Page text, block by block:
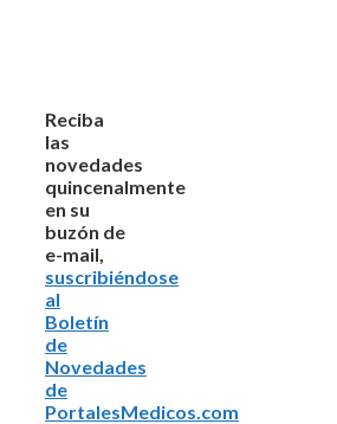
Reciba
las
novedades
quincenalmente
en su
buzón de
e-mail,
suscribiéndose
al
Boletín
de
Novedades
de
PortalesMedicos.com